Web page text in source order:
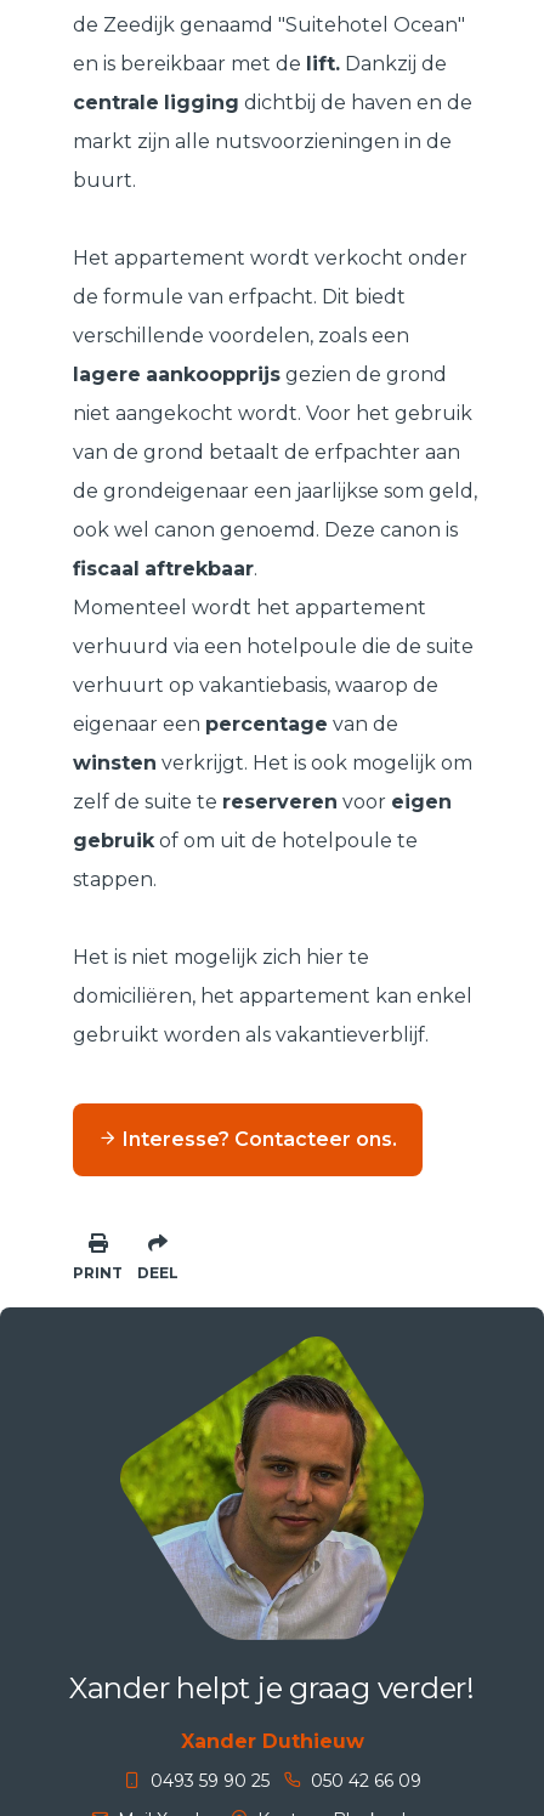
de Zeedijk genaamd "Suitehotel Ocean"
en is bereikbaar met de lift. Dankzij de
centrale ligging dichtbij de haven en de
markt zijn alle nutsvoorzieningen in de
buurt.
Het appartement wordt verkocht onder
de formule van erfpacht. Dit biedt
verschillende voordelen, zoals een
lagere aankoopprijs gezien de grond
niet aangekocht wordt. Voor het gebruik
van de grond betaalt de erfpachter aan
de grondeigenaar een jaarlijkse som geld,
ook wel canon genoemd. Deze canon is
fiscaal aftrekbaar.
Momenteel wordt het appartement
verhuurd via een hotelpoule die de suite
verhuurt op vakantiebasis, waarop de
eigenaar een percentage van de
winsten verkrijgt. Het is ook mogelijk om
zelf de suite te reserveren voor eigen
gebruikof om uit de hotelpoule te
stappen.
Het is niet mogelijk zich hier te
domiciliëren, het appartement kan enkel
gebruikt worden als vakantieverblijf.
Interesse? Contacteer ons.
PRINT DEEL
Xander helpt je graag verder!
Xander Duthieuw
0493 59 90 25
050 42 66 09